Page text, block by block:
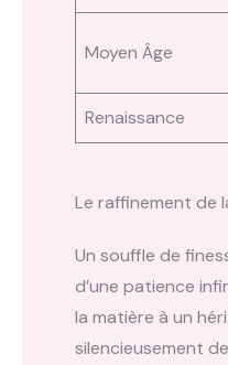
Moyen Âge
Renaissance
Le raffinement de
Un souffle de
d’une patience
la matière à un
silencieusement